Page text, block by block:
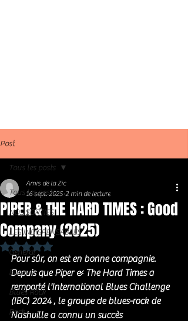
Post
Tous les posts
NOS SORTIES
LES INDISPENSABLES
Général
Blues
Blues Rock
Rock
Tous les posts
PIPER & THE HARD TIMES : Good
Company (2025)
Amis de la Zic
16 sept. 2025 2 min de lecture
Noté NaN étoiles sur 5.
Pour sûr, on est en bonne compagnie.
Depuis que Piper & The Hard Times a
remporté l'International Blues Challenge
(IBC) 2024 , le groupe de blues-rock de
Nashville a connu un succès